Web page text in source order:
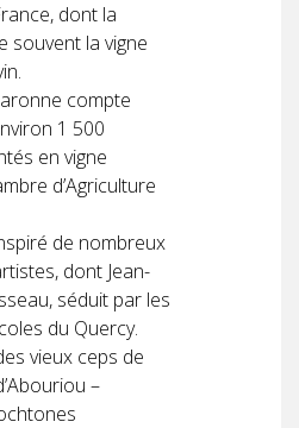
dont la
souvent la vigne
compte
1 500
en vigne
d’Agriculture
de nombreux
dont Jean-
séduit par les
du Quercy.
vieux ceps de
–